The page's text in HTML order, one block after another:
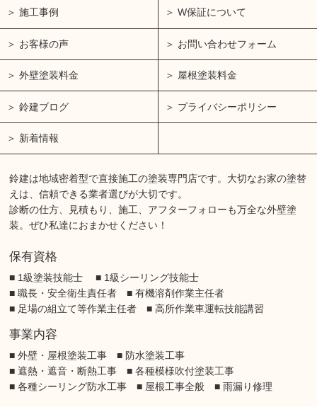
施工事例 W保証について
お客様の声 お問い合わせフォーム
外壁塗装料金 屋根塗装料金
鈴建ブログ プライバシーポリシー
新着情報
鈴建は地域密着型で直接施工の塗装専門店です。大切なお家の塗替
えは、信頼できる業者選びが大切です。
診断の仕方、見積もり、施工、アフターフォローも万全な外壁塗
装。ぜひ私達におまかせください！
保有資格
■ 1級塗装技能士 ■ 1級シーリング技能士
■ 職長・安全衛生責任者 ■ 有機溶剤作業主任者
■ 足場の組立て等作業主任者 ■ 高所作業車運転技能講習
事業内容
■ 外壁・屋根塗装工事 ■ 防水塗装工事
■ 遮熱・遮音・断熱工事 ■ 各種模様吹付塗装工事
■ 各種シーリング防水工事 ■ 屋根工事全般 ■ 雨漏り修理